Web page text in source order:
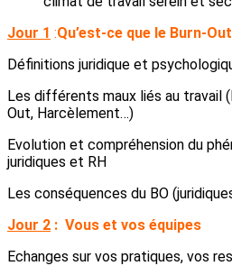
Jour 1 :Qu’est-ce que le Burn-
Définitions juridique et
Les différents maux liés au travail
Out, Harcèlement…)
Evolution et compréhension du
juridiques et RH
Les conséquences du BO
Jour 2 : Vous et vos équipes
Echanges sur vos pratiques, vos